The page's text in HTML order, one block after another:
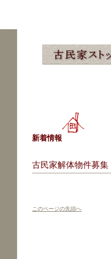
新着情報
古民家解体物件募集
このページの先頭へ